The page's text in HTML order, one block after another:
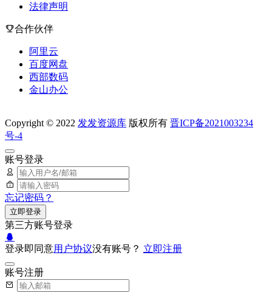
法律声明
合作伙伴
阿里云
百度网盘
西部数码
金山办公
Copyright © 2022 发发资源库 版权所有 晋ICP备2021003234
号-4
账号登录
忘记密码？
立即登录
第三方账号登录
登录即同意用户协议没有账号？ 立即注册
账号注册